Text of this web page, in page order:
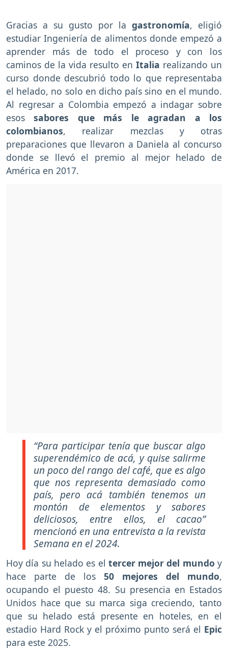
Gracias a su gusto por la gastronomía, eligió
estudiar Ingeniería de alimentos donde empezó a
aprender más de todo el proceso y con los
caminos de la vida resulto en Italia realizando un
curso donde descubrió todo lo que representaba
el helado, no solo en dicho país sino en el mundo.
Al regresar a Colombia empezó a indagar sobre
esossabores que más le agradan a los
colombianos, realizar mezclas y otras
preparaciones que llevaron a Daniela al concurso
donde se llevó el premio al mejor helado de
América en 2017.
“Para participar tenía que buscar algo
superendémico de acá, y quise salirme
un poco del rango del café, que es algo
que nos representa demasiado como
país, pero acá también tenemos un
montón de elementos y sabores
deliciosos, entre ellos, el cacao”
mencionó en una entrevista a la revista
Semana en el 2024.
Hoy día su helado es el tercer mejor del mundo y
hace parte de los 50 mejores del mundo,
ocupando el puesto 48. Su presencia en Estados
Unidos hace que su marca siga creciendo, tanto
que su helado está presente en hoteles, en el
estadio Hard Rock y el próximo punto será el Epic
para este 2025.